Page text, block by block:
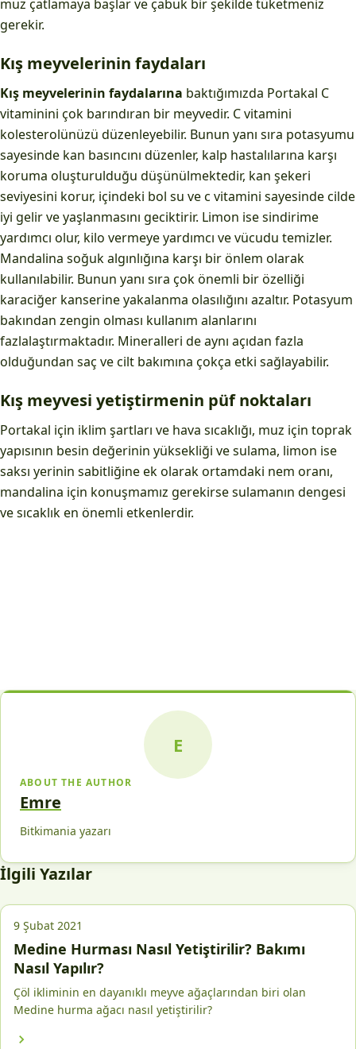
muz çatlamaya başlar ve çabuk bir şekilde tüketmeniz
gerekir.
Kış meyvelerinin faydaları
Kış meyvelerinin faydalarına baktığımızda Portakal C
vitaminini çok barındıran bir meyvedir. C vitamini
kolesterolünüzü düzenleyebilir. Bunun yanı sıra potasyumu
sayesinde kan basıncını düzenler, kalp hastalılarına karşı
koruma oluşturulduğu düşünülmektedir, kan şekeri
seviyesini korur, içindeki bol su ve c vitamini sayesinde cilde
iyi gelir ve yaşlanmasını geciktirir. Limon ise sindirime
yardımcı olur, kilo vermeye yardımcı ve vücudu temizler.
Mandalina soğuk algınlığına karşı bir önlem olarak
kullanılabilir. Bunun yanı sıra çok önemli bir özelliği
karaciğer kanserine yakalanma olasılığını azaltır. Potasyum
bakından zengin olması kullanım alanlarını
fazlalaştırmaktadır. Mineralleri de aynı açıdan fazla
olduğundan saç ve cilt bakımına çokça etki sağlayabilir.
Kış meyvesi yetiştirmenin püf noktaları
Portakal için iklim şartları ve hava sıcaklığı, muz için toprak
yapısının besin değerinin yüksekliği ve sulama, limon ise
saksı yerinin sabitliğine ek olarak ortamdaki nem oranı,
mandalina için konuşmamız gerekirse sulamanın dengesi
ve sıcaklık en önemli etkenlerdir.
E
ABOUT THE AUTHOR
Emre
Bitkimania yazarı
İlgili Yazılar
9 Şubat 2021
Medine Hurması Nasıl Yetiştirilir? Bakımı
Nasıl Yapılır?
Çöl ikliminin en dayanıklı meyve ağaçlarından biri olan
Medine hurma ağacı nasıl yetiştirilir?